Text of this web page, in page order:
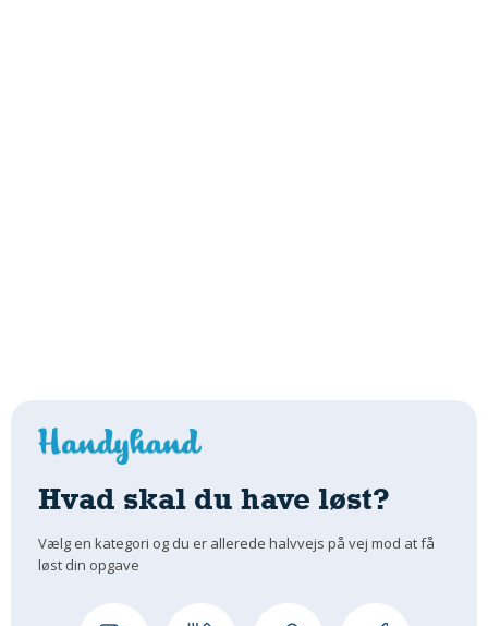
Hvad skal du have løst?
Vælg en kategori og du er allerede halvvejs på vej mod at få
løst din opgave